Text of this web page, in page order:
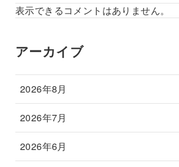
表示できるコメントはありません。
アーカイブ
2026年8月
2026年7月
2026年6月